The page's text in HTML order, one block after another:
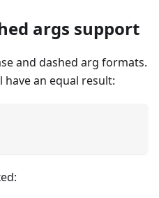
args support
and dashed arg formats.
an equal result: